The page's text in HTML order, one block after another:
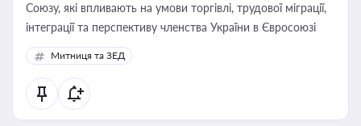
Союзу, які впливають на умови торгівлі, трудової міграції,
інтеграції та перспективу членства України в Євросоюзі
Митниця та ЗЕД